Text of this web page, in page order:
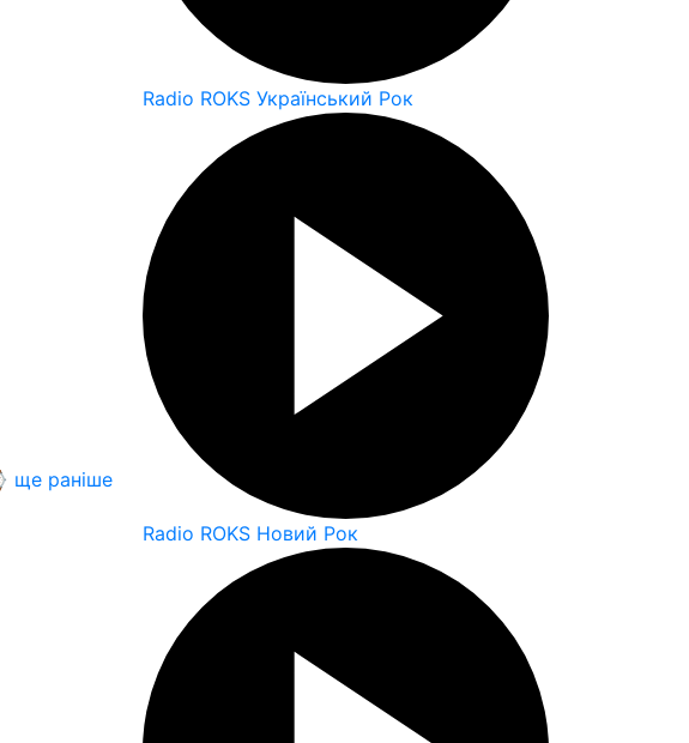
ще раніше
Radio ROKS Український Рок
Radio ROKS Новий Рок